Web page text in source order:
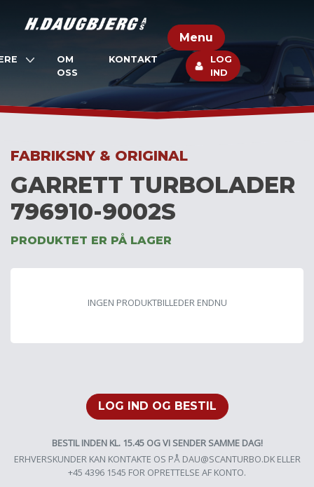
Menu
OM
OSS
KONTAKT
LOG
IND
FABRIKSNY & ORIGINAL
GARRETT TURBOLADER
796910-9002S
PRODUKTET ER PÅ LAGER
INGEN PRODUKTBILLEDER ENDNU
LOG IND OG BESTIL
BESTIL INDEN KL. 15.45 OG VI SENDER SAMME DAG!
ERHVERSKUNDER KAN KONTAKTE OS PÅ DAU@SCANTURBO.DKELLER
+45 4396 1545 FOR OPRETTELSE AF KONTO.